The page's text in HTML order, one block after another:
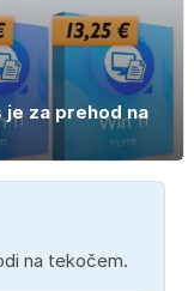
je za prehod na
na tekočem.